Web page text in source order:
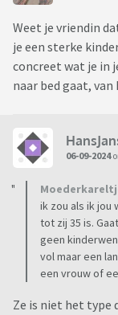
Weet je vriendin
je een sterke
concreet wat je in
naar bed gaat,
06-09-2024
ik zou als ik jou
tot zij 35 is.
geen
vol maar een
een vrouw of
Ze is niet het type